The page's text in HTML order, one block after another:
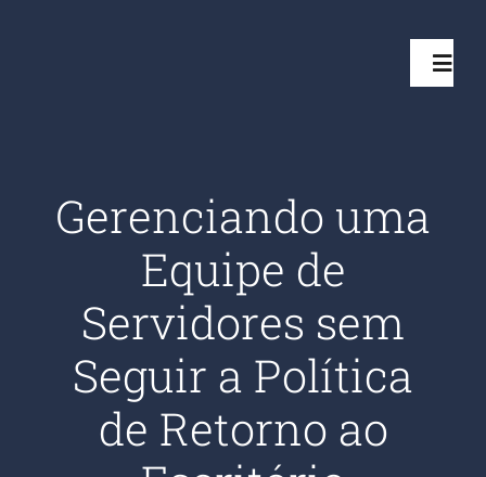
Projetos
Quem somos
Clientes
Gerenciando uma
Equipe de
Servidores sem
Seguir a Política
de Retorno ao